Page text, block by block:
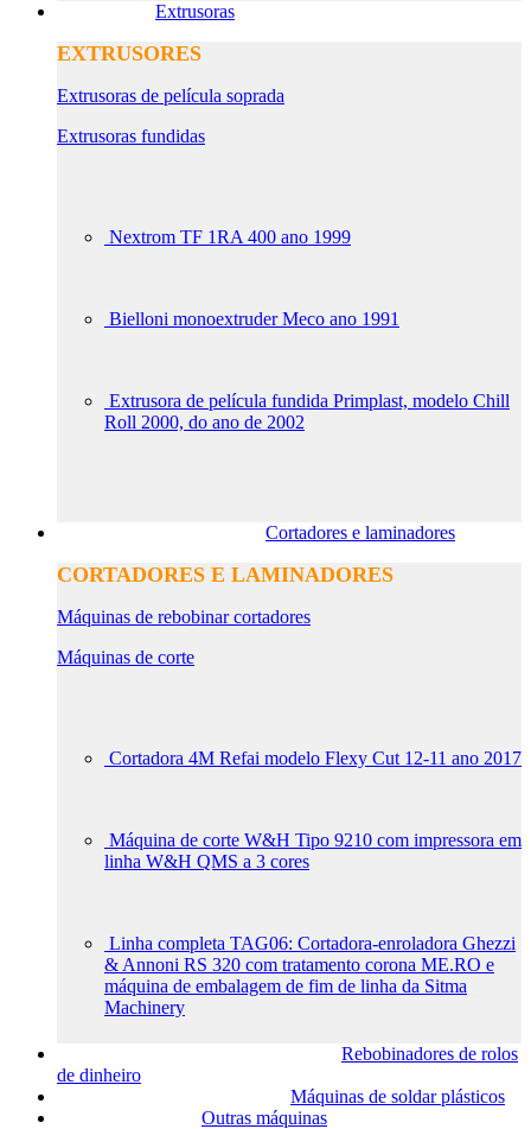
Extrusoras
EXTRUSORES
Extrusoras de película soprada
Extrusoras fundidas
Nextrom TF 1RA 400 ano 1999
Bielloni monoextruder Meco ano 1991
Extrusora de película fundida Primplast, modelo Chill
Roll 2000, do ano de 2002
Cortadores e laminadores
CORTADORES E LAMINADORES
Máquinas de rebobinar cortadores
Máquinas de corte
Cortadora 4M Refai modelo Flexy Cut 12-11 ano 2017
Máquina de corte W&H Tipo 9210 com impressora em
linha W&H QMS a 3 cores
Linha completa TAG06: Cortadora-enroladora Ghezzi
& Annoni RS 320 com tratamento corona ME.RO e
máquina de embalagem de fim de linha da Sitma
Machinery
Rebobinadores de rolos
de dinheiro
Máquinas de soldar plásticos
Outras máquinas